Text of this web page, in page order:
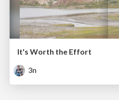
It's Worth the Effort
3n